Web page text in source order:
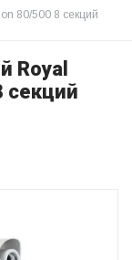
80/500 8 секций
Royal
секций